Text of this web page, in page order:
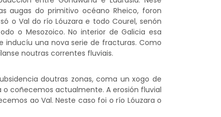
augas do primitivo océano Rheico, foron
o Val do río Lóuzara e todo Courel, senón
o Mesozoico. No interior de Galicia esa
inducíu una nova serie de fracturas. Como
noutras correntes fluviais.
doutras zonas, coma un xogo de
o coñecemos actualmente. A erosión fluvial
ao Val. Neste caso foi o río Lóuzara o